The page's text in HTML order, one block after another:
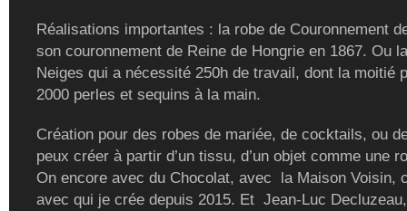
Réalisations importantes : la robe de Couronnement
son couronnement de Reine de Hongrie en 1867. Ou
Neiges qui a nécessité 250h de travail, dont la moitié
2000 perles et sequins à la main.
Création pour des robes de mariée, de cocktails, ou
peux créer à partir d’un tissu, d’un objet comme une
On encore avec du Chocolat, avec la Maison Voisin,
avec qui je crée depuis 2015. Et Jean-Luc